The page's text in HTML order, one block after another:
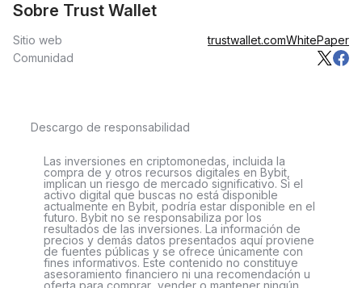
Sobre Trust Wallet
Sitio web trustwallet.comWhitePaper
Comunidad
Descargo de responsabilidad
Las inversiones en criptomonedas, incluida la
compra de y otros recursos digitales en Bybit,
implican un riesgo de mercado significativo. Si el
activo digital que buscas no está disponible
actualmente en Bybit, podría estar disponible en el
futuro. Bybit no se responsabiliza por los
resultados de las inversiones. La información de
precios y demás datos presentados aquí proviene
de fuentes públicas y se ofrece únicamente con
fines informativos. Este contenido no constituye
asesoramiento financiero ni una recomendación u
oferta para comprar, vender o mantener ningún